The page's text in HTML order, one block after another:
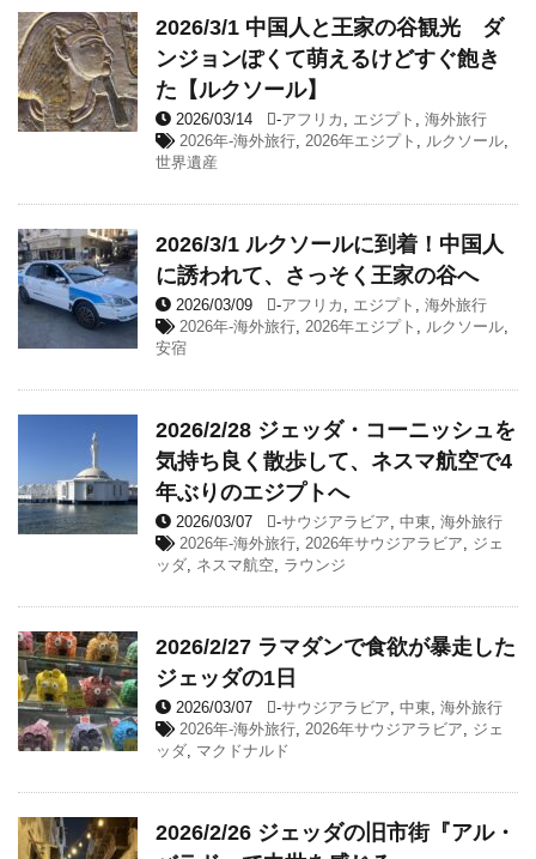
2026/3/1 中国人と王家の谷観光 ダ
ンジョンぽくて萌えるけどすぐ飽き
た【ルクソール】
2026/03/14 -アフリカ , エジプト , 海外旅行
2026年-海外旅行, 2026年エジプト , ルクソール,
世界遺産
2026/3/1 ルクソールに到着！中国人
に誘われて、さっそく王家の谷へ
2026/03/09 -アフリカ , エジプト , 海外旅行
2026年-海外旅行, 2026年エジプト , ルクソール,
安宿
2026/2/28 ジェッダ・コーニッシュを
気持ち良く散歩して、ネスマ航空で4
年ぶりのエジプトへ
2026/03/07 -サウジアラビア, 中東, 海外旅行
2026年-海外旅行, 2026年サウジアラビア, ジェ
ッダ, ネスマ航空, ラウンジ
2026/2/27 ラマダンで食欲が暴走した
ジェッダの1日
2026/03/07 -サウジアラビア, 中東, 海外旅行
2026年-海外旅行, 2026年サウジアラビア, ジェ
ッダ, マクドナルド
2026/2/26 ジェッダの旧市街『アル・